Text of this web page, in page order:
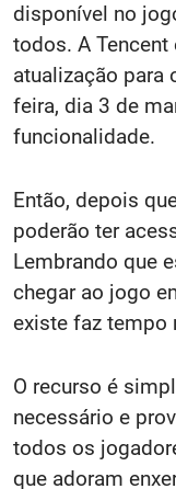
disponível no
todos. A Tencent
atualização para
feira, dia 3 de
funcionalidade.
Então, depois
poderão ter
Lembrando que
chegar ao jogo
existe faz tempo
O recurso é
necessário e
todos os
que adoram